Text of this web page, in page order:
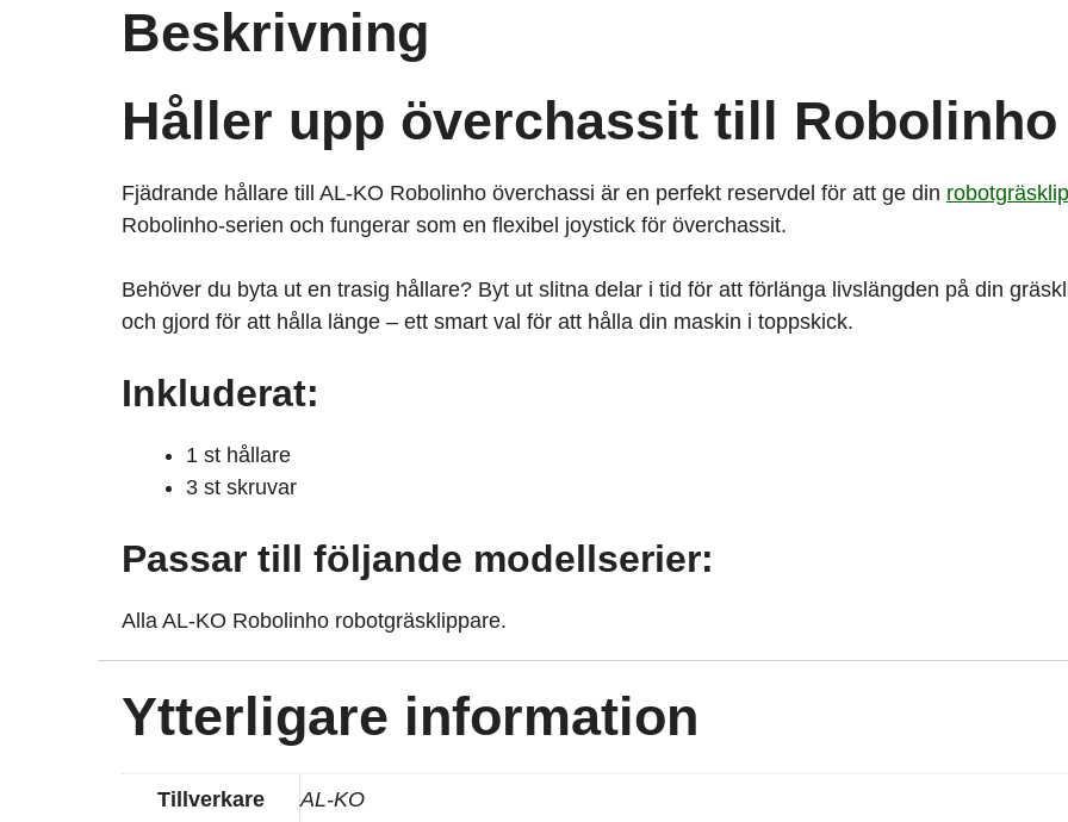
Beskrivning
Håller upp överchassit till
Fjädrande hållare till AL-KO Robolinho överchassi är en perfekt reservdel för att ge din
Robolinho-serien och fungerar som en flexibel joystick för överchassit.
Behöver du byta ut en trasig hållare? Byt ut slitna delar i tid för att förlänga livslängden på din
och gjord för att hålla länge – ett smart val för att hålla din maskin i toppskick.
Inkluderat:
1 st hållare
3 st skruvar
Passar till följande modellserier:
Alla AL-KO Robolinho robotgräsklippare.
Ytterligare information
Tillverkare AL-KO